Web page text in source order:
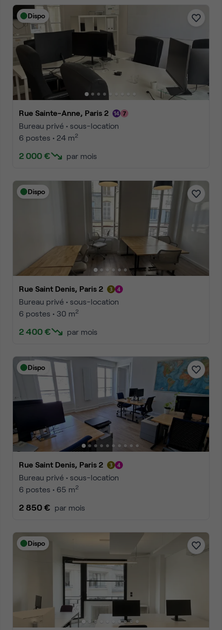
Dispo
Rue Sainte-Anne, Paris 2
Bureau privé • sous-location
6 postes • 24 m2
2 000 € par mois
Dispo
Rue Saint Denis, Paris 2
Bureau privé • sous-location
6 postes • 30 m2
2 400 € par mois
Dispo
Rue Saint Denis, Paris 2
Bureau privé • sous-location
6 postes • 65 m2
2 850 € par mois
Dispo